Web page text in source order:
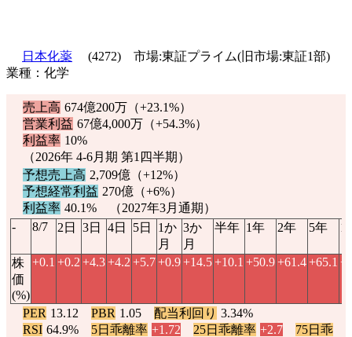
日本化薬
(4272) 市場:東証プライム(旧市場:東証1部)
業種：化学
売上高 674億200万（+23.1%）
営業利益 67億4,000万（+54.3%）
利益率 10%
（2026年 4-6月期 第1四半期）
予想売上高 2,709億（+12%）
予想経常利益 270億（+6%）
利益率 40.1% （2027年3月通期）
-
8/7 2日 3日 4日 5日
1か
月
3か
月
半年 1年 2年 5年
株
価
(%)
+0.1 +0.2 +4.3+4.2 +5.7+0.9+14.5+10.1 +50.9+61.4+65.1
PER 13.12 PBR 1.05 配当利回り 3.34%
RSI 64.9% 5日乖離率 +1.72 25日乖離率 +2.7
75日乖